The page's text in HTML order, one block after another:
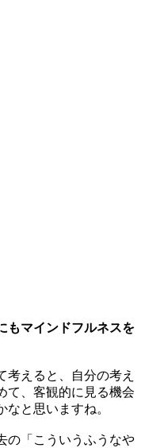
もマインドフルネスを
考えると、自分の考え
て、客観的に見る機会
と思いますね。
の「こういうふうなや